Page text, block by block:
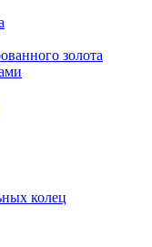
золота
колец